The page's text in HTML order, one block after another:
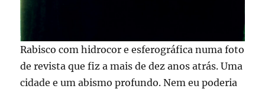
Rabisco com hidrocor e esferográfica numa foto
de revista que fiz a mais de dez anos atrás. Uma
cidade e um abismo profundo. Nem eu poderia